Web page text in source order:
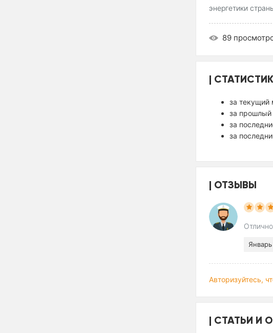
энергетики
89
за текущий
за
за
за
ОТЗЫВЫ
Авторизуйтесь,
СТАТЬИ И